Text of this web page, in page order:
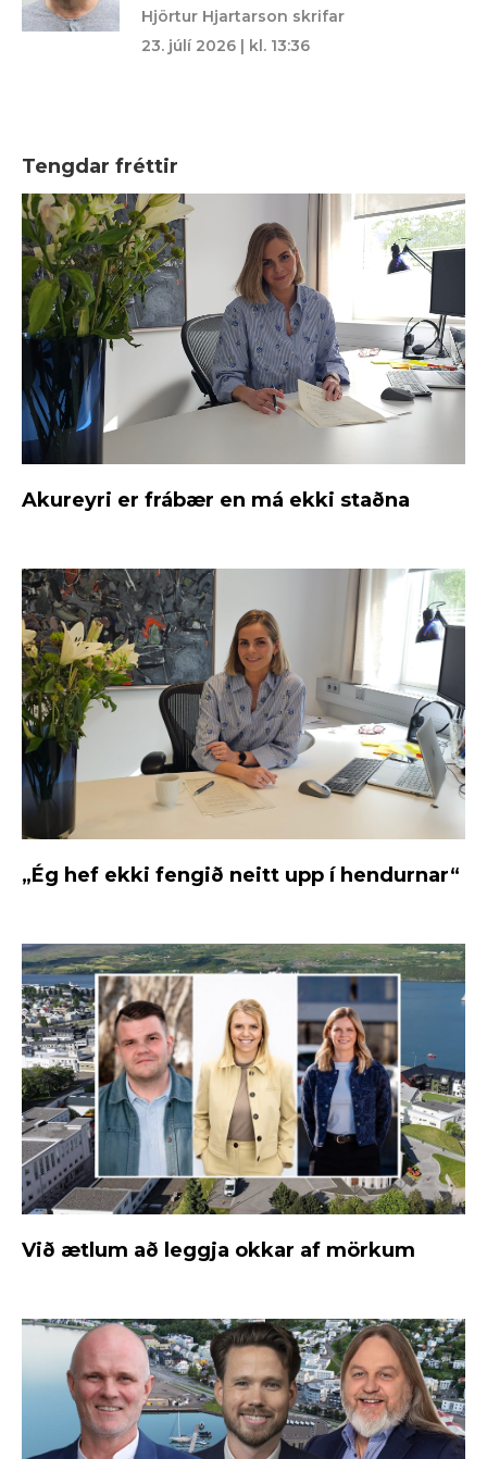
Hjörtur Hjartarson skrifar
23. júlí 2026 | kl. 13:36
Tengdar fréttir
Akureyri er frábær en má ekki staðna
„Ég hef ekki fengið neitt upp í hendurnar“
Við ætlum að leggja okkar af mörkum